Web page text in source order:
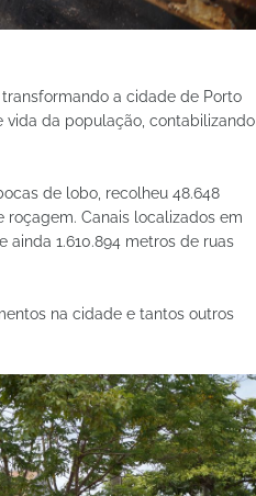
a cidade de Porto
vida da população, contabilizando
de lobo, recolheu 48.648
roçagem. Canais localizados em
1.610.894 metros de ruas
na cidade e tantos outros